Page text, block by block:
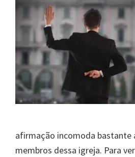
afirmação incomoda bastante
membros dessa igreja. Para